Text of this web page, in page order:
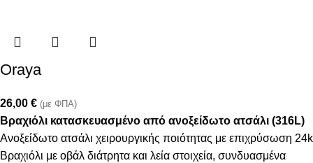
Oraya
26,00 € (με ΦΠΑ)
Βραχιόλι κατασκευασμένο από ανοξείδωτο ατσάλι (316L)
Ανοξείδωτο ατσάλι χειρουργικής ποιότητας με επιχρύσωση 24k
Βραχιόλι με οβάλ διάτρητα και λεία στοιχεία, συνδυασμένα